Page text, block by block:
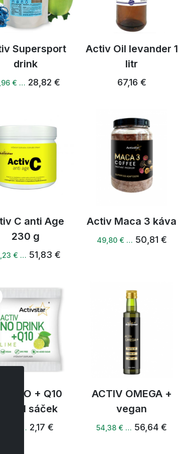
Supersport
drink
€ … 28,82 €
Activ Oil levander 1
litr
67,16 €
C anti Age
230 g
€ … 51,83 €
Activ Maca 3 káva
49,80 € … 50,81 €
NO + Q10
1 sáček
€ … 2,17 €
ACTIV OMEGA +
vegan
54,38 € … 56,64 €